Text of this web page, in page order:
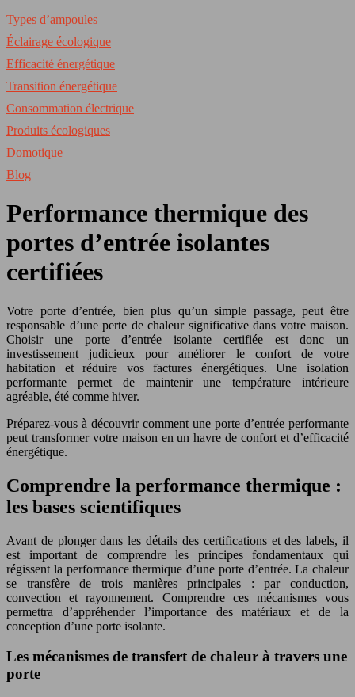
Types d’ampoules
Éclairage écologique
Efficacité énergétique
Transition énergétique
Consommation électrique
Produits écologiques
Domotique
Blog
Performance thermique des
portes d’entrée isolantes
certifiées
Votre porte d’entrée, bien plus qu’un simple passage, peut être
responsable d’une perte de chaleur significative dans votre maison.
Choisir une porte d’entrée isolante certifiée est donc un
investissement judicieux pour améliorer le confort de votre
habitation et réduire vos factures énergétiques. Une isolation
performante permet de maintenir une température intérieure
agréable, été comme hiver.
Préparez-vous à découvrir comment une porte d’entrée performante
peut transformer votre maison en un havre de confort et d’efficacité
énergétique.
Comprendre la performance thermique :
les bases scientifiques
Avant de plonger dans les détails des certifications et des labels, il
est important de comprendre les principes fondamentaux qui
régissent la performance thermique d’une porte d’entrée. La chaleur
se transfère de trois manières principales : par conduction,
convection et rayonnement. Comprendre ces mécanismes vous
permettra d’appréhender l’importance des matériaux et de la
conception d’une porte isolante.
Les mécanismes de transfert de chaleur à travers une
porte